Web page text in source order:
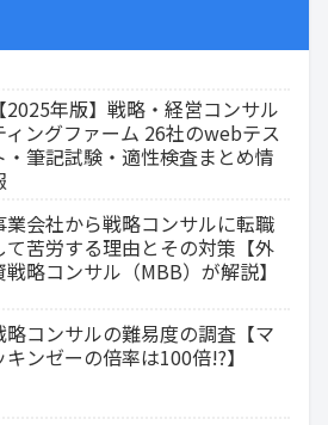
【2025年版】戦略・経営コンサル
ィングファーム 26社のwebテス
・筆記試験・適性検査まとめ情
業会社から戦略コンサルに転職
て苦労する理由とその対策【外
戦略コンサル（MBB）が解説】
略コンサルの難易度の調査【マ
キンゼーの倍率は100倍!?】